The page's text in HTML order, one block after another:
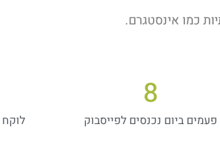
כמו אינסטגרם.
פעמים ביום נכנסים לפייסבוק
8